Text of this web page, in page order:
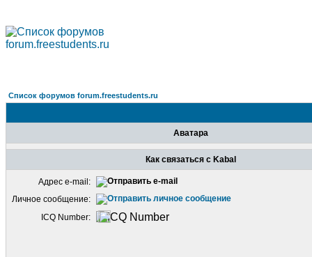
Список форумов forum.freestudents.ru
Аватара
Как связаться с Kabal
Адрес e-mail:
Личное сообщение:
ICQ Number: